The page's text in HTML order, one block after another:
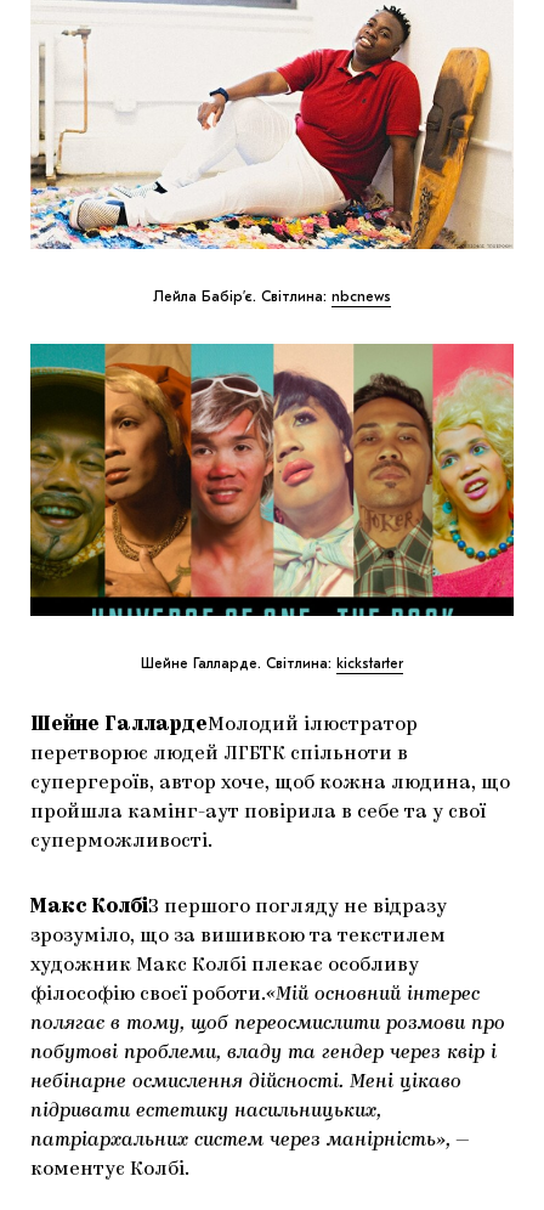
Лейла Бабір’є. Світлина: nbcnews
Шейне Галларде. Світлина: kickstarter
Шейне ГаллардеМолодий ілюстратор
перетворює людей ЛГБТК спільноти в
супергероїв, автор хоче, щоб кожна людина, що
пройшла камінг-аут повірила в себе та у свої
суперможливості.
Макс КолбіЗ першого погляду не відразу
зрозуміло, що за вишивкою та текстилем
художник Макс Колбі плекає особливу
філософію своєї роботи.«Мій основний інтерес
полягає в тому, щоб переосмислити розмови про
побутові проблеми, владу та гендер через квір і
небінарне осмислення дійсності. Мені цікаво
підривати естетику насильницьких,
патріархальних систем через манірність», —
коментує Колбі.